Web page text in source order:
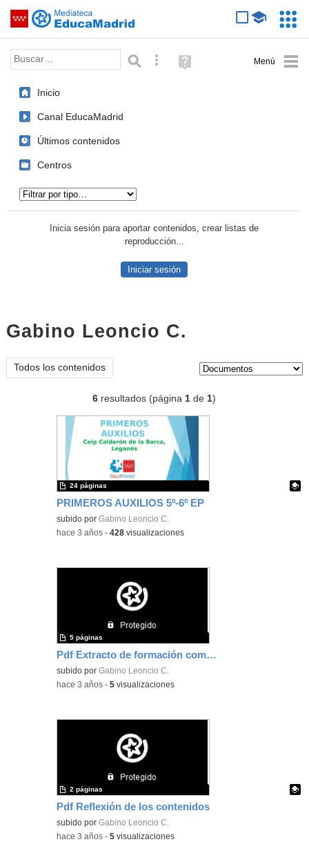
Saltar navegación
Palabra o frase: Búsqueda avanzada
Ayuda
(en
Inicio
Canal EducaMadrid
Últimos contenidos
Centros
Inicia sesión para aportar contenidos, crear listas de
reproducción...
Iniciar sesión
Gabino Leoncio C.
Todos los contenidos
6 resultados (página1 de1)
PRIMEROS AUXILIOS 5º-6º EP
Contenido educativo.
subido porGabino Leoncio C.
24 páginas
-hace 3 años -428 visualizaciones
Pdf Extracto de formación completo
subido porGabino Leoncio C.
5 páginas
-hace 3 años -5 visualizaciones
Pdf Reflexión de los contenidos
Contenido educativo.
subido porGabino Leoncio C.
2 páginas
-hace 3 años -5 visualizaciones